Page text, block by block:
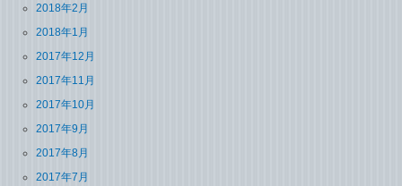
2018年2月
2018年1月
2017年12月
2017年11月
2017年10月
2017年9月
2017年8月
2017年7月